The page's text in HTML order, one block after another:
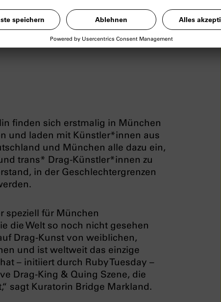
finden sich erstmalig in München
und laden mit Künstler*innen aus
und München alle dazu ein,
trans* Drag-Künstler*innen zu
in der Geschlechtergrenzen
speziell für München
die Welt so noch nicht gesehen
Drag-Kunst von weiblichen,
und ist weltweit das einzige
– initiiert durch Ruby Tuesday –
Drag-King & Quing Szene, die
sagt Kuratorin Bridge Markland.